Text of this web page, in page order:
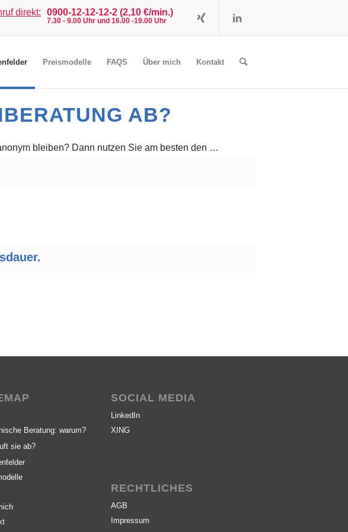
direkt: 0900-12-12-12-2 (2,10 €/min.)
7.30 - 9.00 Uhr und 16.00 -19.00 Uhr
Preismodelle FAQS Über mich Kontakt
AB?
bleiben? Dann nutzen Sie am besten den …
Beratung: warum?
sie ab?
SOCIAL MEDIA
LinkedIn
XING
RECHTLICHES
AGB
Impressum